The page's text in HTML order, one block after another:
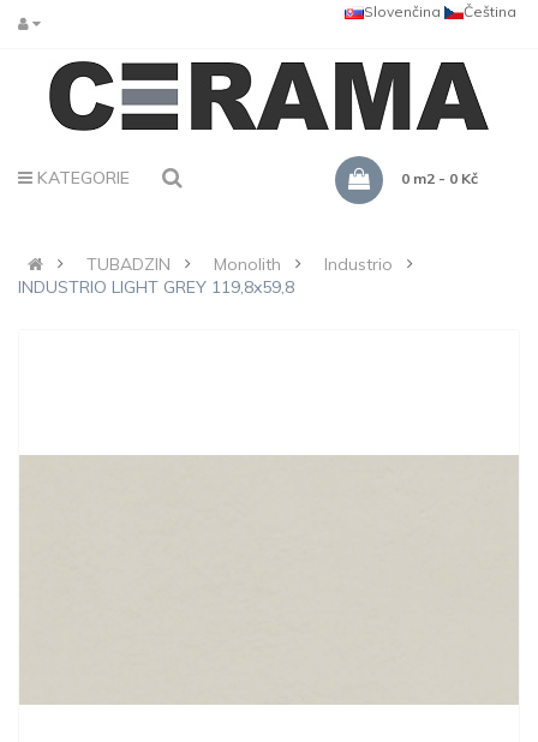
Čeština
Slovenčina
KATEGORIE 0 m2 - 0 Kč
TUBADZIN Monolith
Industrio
INDUSTRIO LIGHT GREY 119,8x59,8